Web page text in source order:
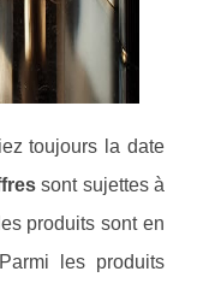
toujours la date
sont sujettes à
produits sont en
les produits